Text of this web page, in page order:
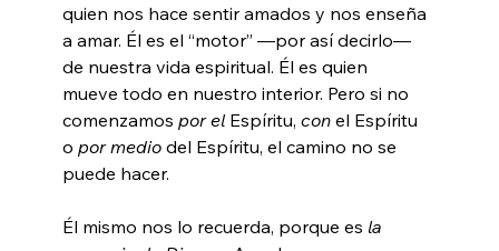
quien nos hace sentir amados y nos enseña
a amar. Él es el “motor” —por así decirlo—
de nuestra vida espiritual. Él es quien
mueve todo en nuestro interior. Pero si no
comenzamos por el Espíritu, con el Espíritu
o por medio del Espíritu, el camino no se
puede hacer.
Él mismo nos lo recuerda, porque es la